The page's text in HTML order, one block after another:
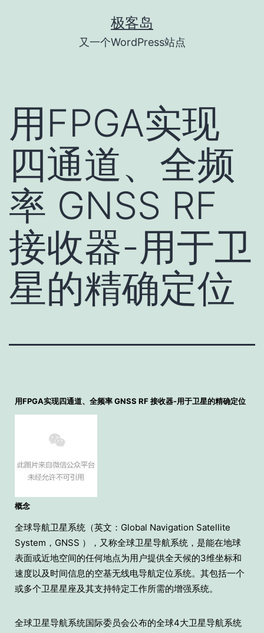
极客岛
又一个WordPress站点
用FPGA实现
四通道、全频
率 GNSS RF
接收器-用于卫
星的精确定位
用FPGA实现四通道、全频率 GNSS RF 接收器-用于卫星的精确定位
概念
全球导航卫星系统（英文：Global Navigation Satellite
System，GNSS ），又称全球卫星导航系统，是能在地球
表面或近地空间的任何地点为用户提供全天候的3维坐标和
速度以及时间信息的空基无线电导航定位系统。其包括一个
或多个卫星星座及其支持特定工作所需的增强系统。
全球卫星导航系统国际委员会公布的全球4大卫星导航系统